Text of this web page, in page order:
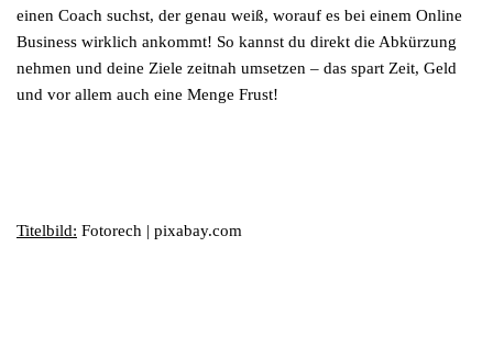
einen Coach suchst, der genau weiß, worauf es bei einem Online
Business wirklich ankommt! So kannst du direkt die Abkürzung
nehmen und deine Ziele zeitnah umsetzen – das spart Zeit, Geld
und vor allem auch eine Menge Frust!
Titelbild: Fotorech | pixabay.com